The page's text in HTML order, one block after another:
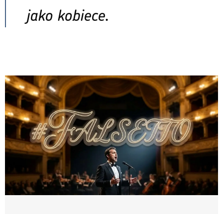
jako kobiece.